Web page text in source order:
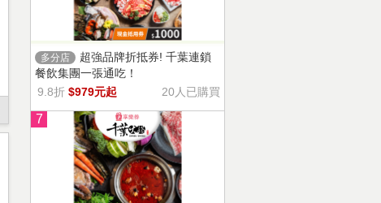
多分店
超強品牌折抵券! 千葉連鎖
餐飲集團一張通吃！
9.8折 $979元起 20人已購買
7